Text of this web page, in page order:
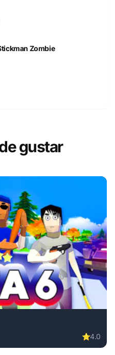
Zombie
gustar
⭐4.0
game, no download